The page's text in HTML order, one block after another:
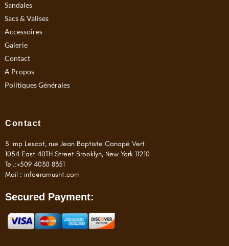
o
k
a
Sandales
Sacs & Valises
Accessoires
Galerie
Contact
A Propos
Politiques Générales
Contact
5 Imp Lescot, rue Jean Baptiste Canapé Vert
1054 East 40TH Street Brooklyn, New York 11210
Tel.:+509 4030 8351
Mail : info@ramusht.com
Secured Payment: